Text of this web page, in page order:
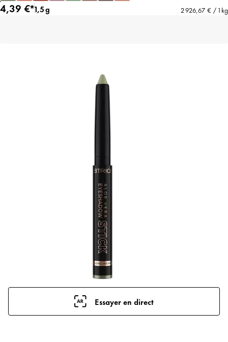
4,39 €*1,5 g 2 926,67 € / 1 kg
Essayer en direct